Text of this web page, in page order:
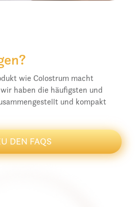
wie Colostrum macht
haben die häufigsten und
und kompakt
DEN FAQS